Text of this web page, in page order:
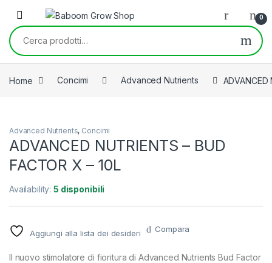
Skip to navigation
Skip to content
0
Cerca:
Home Concimi Advanced Nutrients ADVANCED
Advanced Nutrients, Concimi
ADVANCED NUTRIENTS – BUD
FACTOR X – 10L
Availability:5 disponibili
Aggiungi alla lista dei desideri Compara
Il nuovo stimolatore di fioritura di Advanced Nutrients Bud Factor